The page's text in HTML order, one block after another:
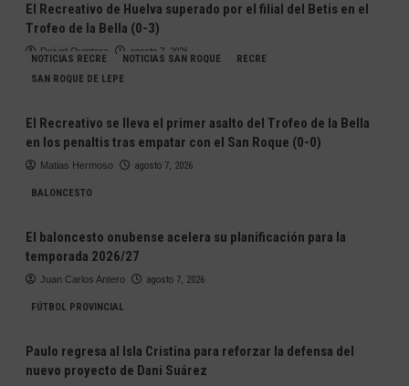
El Recreativo de Huelva superado por el filial del Betis en el
Trofeo de la Bella (0-3)
Deivid Quintero agosto 7, 2026
NOTICIAS RECRE NOTICIAS SAN ROQUE
RECRE
SAN ROQUE DE LEPE
El Recreativo se lleva el primer asalto del Trofeo de la Bella
en los penaltis tras empatar con el San Roque (0-0)
Matias Hermoso agosto 7, 2026
BALONCESTO
El baloncesto onubense acelera su planificación para la
temporada 2026/27
Juan Carlos Antero agosto 7, 2026
FÚTBOL PROVINCIAL
Paulo regresa al Isla Cristina para reforzar la defensa del
nuevo proyecto de Dani Suárez